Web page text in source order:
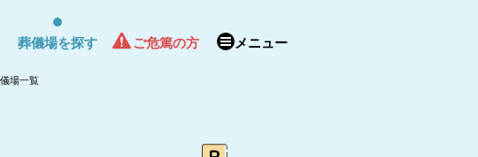
葬儀場を探す ご危篤の方 メニュー
場一覧